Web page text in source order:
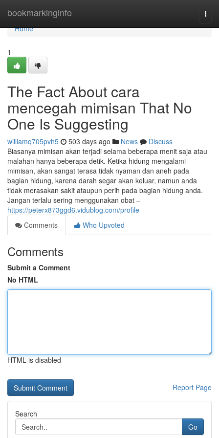
bookmarkinginfo
Home
Home
1
The Fact About cara
mencegah mimisan That No
One Is Suggesting
williamq705pvh5 503 days ago News
Discuss
Biasanya mimisan akan terjadi selama beberapa menit saja atau
malahan hanya beberapa detik. Ketika hidung mengalami
mimisan, akan sangat terasa tidak nyaman dan aneh pada
bagian hidung, karena darah segar akan keluar, namun anda
tidak merasakan sakit ataupun perih pada bagian hidung anda.
Jangan terlalu sering menggunakan obat –
https://peterx873ggd6.vidublog.com/profile
Comments
Who Upvoted
Comments
Submit a Comment
No HTML
HTML is disabled
Report Page
Search
Go